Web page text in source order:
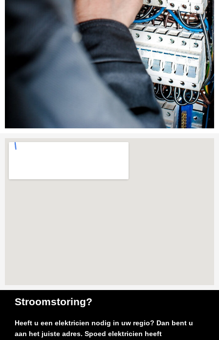
Stroomstoring?
Heeft u een elektricien nodig in uw regio? Dan bent u
aan het juiste adres. Spoed elektricien heeft